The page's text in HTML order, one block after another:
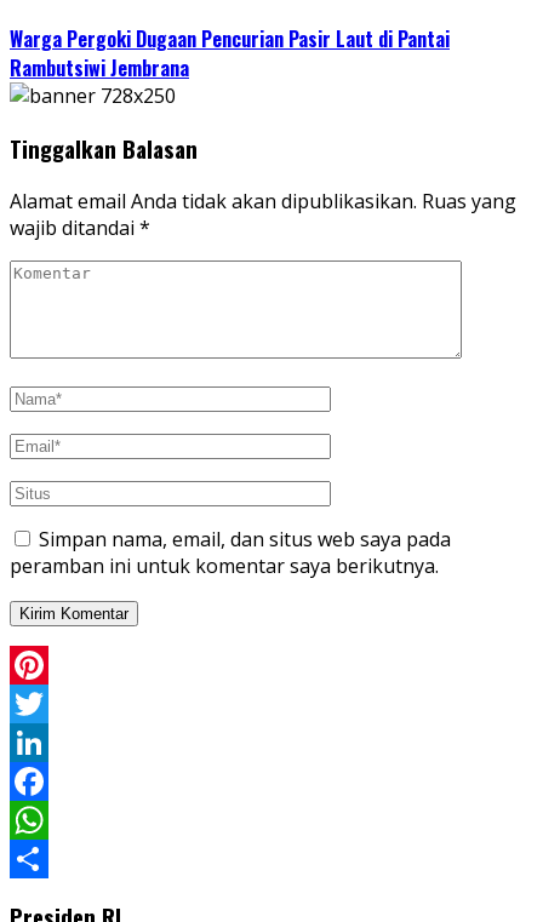
Warga Pergoki Dugaan Pencurian Pasir Laut di Pantai
Rambutsiwi Jembrana
Tinggalkan Balasan
Alamat email Anda tidak akan dipublikasikan. Ruas yang
wajib ditandai *
Simpan nama, email, dan situs web saya pada
peramban ini untuk komentar saya berikutnya.
Pinterest
Twitter
LinkedIn
Facebook
WhatsApp